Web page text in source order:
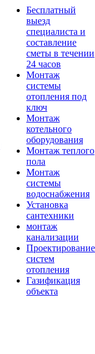
Бесплатный
выезд
специалиста и
составление
сметы в течении
24 часов
Монтаж
системы
отопления под
ключ
Монтаж
котельного
оборудования
Монтаж теплого
пола
Монтаж
системы
водоснабжения
Установка
сантехники
монтаж
канализации
Проектирование
систем
отопления
Газификация
объекта